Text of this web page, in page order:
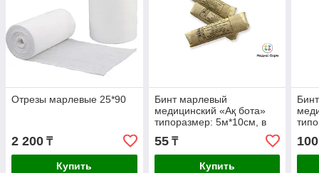
Отрезы марлевые 25*90
2 200 ₸
Купить
Бинт марлевый
медицинский «Ақ бота»
типоразмер: 5м*10см, в
индивидуальной упаковке
(нестерильный)
55₸
Купить
100